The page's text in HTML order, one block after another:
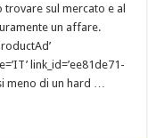
sul mercato e al
un affare.
link_id=’ee81de71-
meno di un hard …